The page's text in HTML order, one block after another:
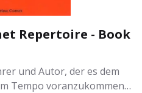
Repertoire - Book
und Autor, der es dem
Tempo voranzukommen,